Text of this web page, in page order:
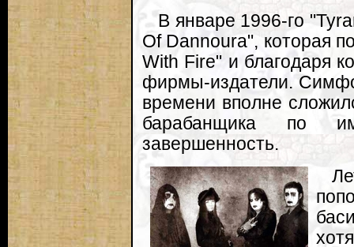
В январе 1996-го
Of Dannoura", которая
With Fire" и благодаря
фирмы-издатели.
времени вполне
барабанщика по
завершенность.